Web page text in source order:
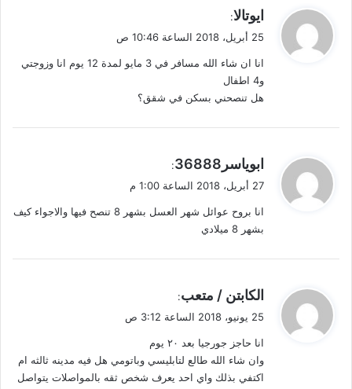
ي
ل
ايوتالا:
25 أبريل، 2018 الساعة 10:46 ص
انا ان شاء الله مسافر في 3 مايو لمدة 12 يوم انا وزوجتي
و4 اطفال
هل تنصحني بسكن في شقق؟
ي
ل
ابوياسر36888
:
27 أبريل، 2018 الساعة 1:00 م
انا بروح عوائل شهر العسل بشهر 8 تنصح فيها والاجواء كيف
بشهر 8 ميلادي
ي
ل
الكابتن / متعب:
25 يونيو، 2018 الساعة 3:12 ص
انا حاجز جورجيا بعد ٢٠ يوم
وان شاء الله طالع لتابليسي وباتومي هل فيه مدينه ثالثه ام
اكتفي بذلك واي احد يعرف شخص ثقه بالمواصلات يتواصل